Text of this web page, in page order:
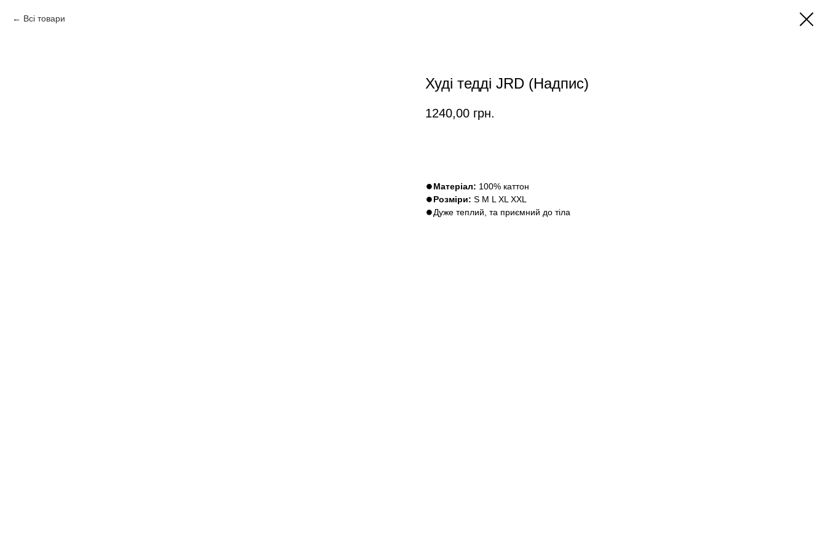
Всі товари
Худі тедді JRD (Надпис)
1240,00 грн.
⏺Матеріал: 100% каттон
⏺Розміри: S M L XL XXL
⏺Дуже теплий, та приємний до тіла